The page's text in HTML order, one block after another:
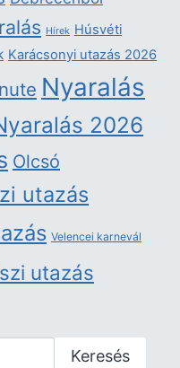
Hírek Húsvéti
Karácsonyi utazás 2026
Nyaralás
2026
Olcsó
utazás
Velencei karnevál
utazás
Keresés